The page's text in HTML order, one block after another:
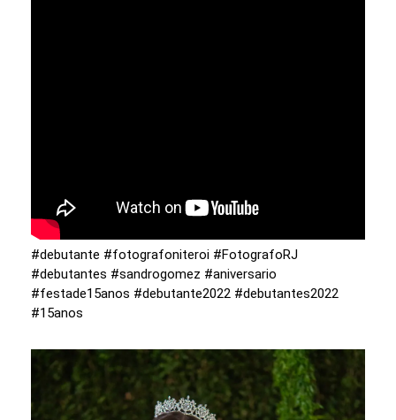
#debutante #fotografoniteroi #FotografoRJ
#debutantes #sandrogomez #aniversario
#festade15anos #debutante2022 #debutantes2022
#15anos